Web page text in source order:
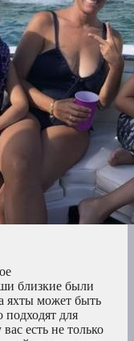
близкие были
яхты может быть
для
есть не только